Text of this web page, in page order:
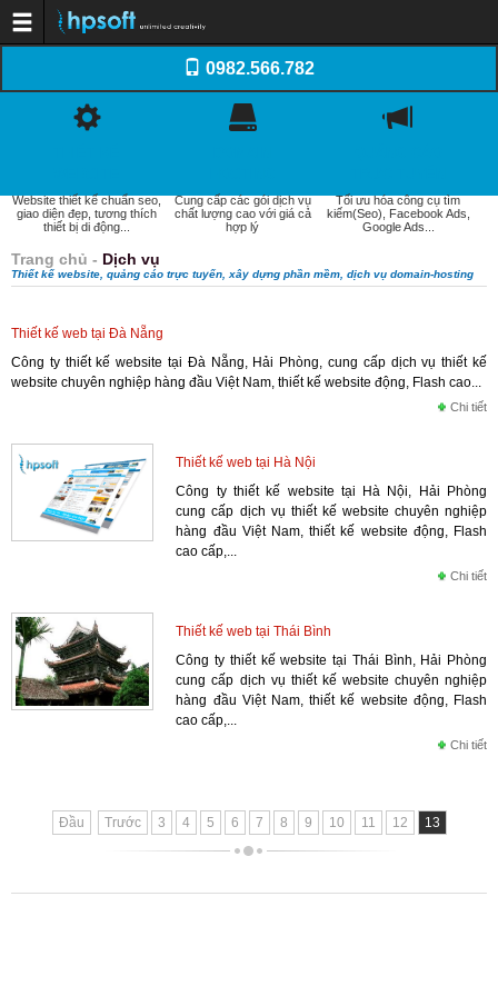
Thiết kế website
Dịch vụ Tên miền
Dịch vụ Web Hosting
Thiết kế Logo, Profile
Khách hàng
Kiến thức
Kiến thức Website
Domain - WebHosting
Internet và Email
Thương mại điện tử
Tài liệu thiết kế Web
Báo giá
Thiết kế website
0982.566.782
Website thiết kế chuẩn seo,
giao diện đẹp, tương thích
thiết bị di động...
Cung cấp các gói dịch vụ
chất lượng cao với giá cả
hợp lý
Tối ưu hóa công cụ tìm
kiếm(Seo), Facebook Ads,
Google Ads...
Trang chủ - Dịch vụ
Thiết kế website, quảng cáo trực tuyến, xây dựng phần mềm, dịch vụ domain-hosting
Thiết kế web tại Đà Nẵng
Công ty thiết kế website tại Đà Nẵng, Hải Phòng, cung cấp dịch vụ thiết kế
website chuyên nghiệp hàng đầu Việt Nam, thiết kế website động, Flash cao...
Chi tiết
Thiết kế web tại Hà Nội
Công ty thiết kế website tại Hà Nội, Hải Phòng
cung cấp dịch vụ thiết kế website chuyên nghiệp
hàng đầu Việt Nam, thiết kế website động, Flash
cao cấp,...
Chi tiết
Thiết kế web tại Thái Bình
Công ty thiết kế website tại Thái Bình, Hải Phòng
cung cấp dịch vụ thiết kế website chuyên nghiệp
hàng đầu Việt Nam, thiết kế website động, Flash
cao cấp,...
Chi tiết
Đầu Trước 3 4 5 6 7 8 9 10 11 12 13